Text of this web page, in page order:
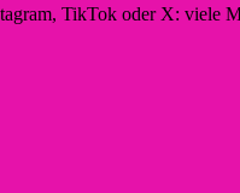
TikTok oder X: viele